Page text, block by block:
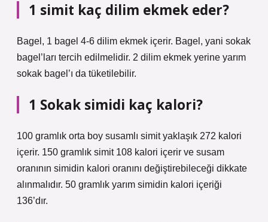
1 simit kaç dilim ekmek eder?
Bagel, 1 bagel 4-6 dilim ekmek içerir. Bagel, yani sokak
bagel’ları tercih edilmelidir. 2 dilim ekmek yerine yarım
sokak bagel’ı da tüketilebilir.
1 Sokak simidi kaç kalori?
100 gramlık orta boy susamlı simit yaklaşık 272 kalori
içerir. 150 gramlık simit 108 kalori içerir ve susam
oranının simidin kalori oranını değiştirebileceği dikkate
alınmalıdır. 50 gramlık yarım simidin kalori içeriği
136’dır.